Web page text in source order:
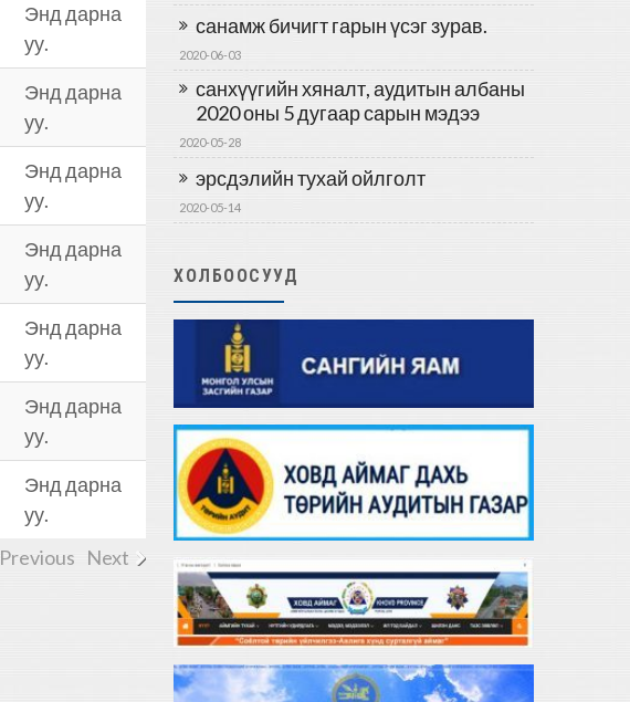
Энд дарна
уу.
Энд дарна
уу.
Энд дарна
уу.
Энд дарна
уу.
Энд дарна
уу.
Энд дарна
уу.
Энд дарна
уу.
Previous Next
санамж бичигт гарын үсэг зурав.
2020-06-03
санхүүгийн хяналт, аудитын албаны
2020 оны 5 дугаар сарын мэдээ
2020-05-28
эрсдэлийн тухай ойлголт
2020-05-14
ХОЛБООСУУД